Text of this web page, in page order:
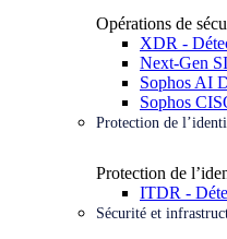
Opérations de
XDR -
Next-Gen
Sophos AI
Sophos
Protection de
Protection de
ITDR -
Sécurité et